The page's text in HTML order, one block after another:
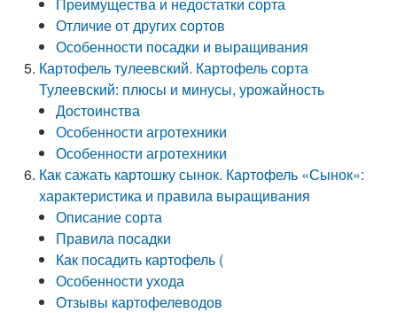
Отличие от других сортов
Особенности посадки и выращивания
Картофель тулеевский. Картофель сорта
Тулеевский: плюсы и минусы, урожайность
Достоинства
Особенности агротехники
Особенности агротехники
Как сажать картошку сынок. Картофель «Сынок»:
характеристика и правила выращивания
Описание сорта
Правила посадки
Как посадить картофель (
Особенности ухода
Отзывы картофелеводов